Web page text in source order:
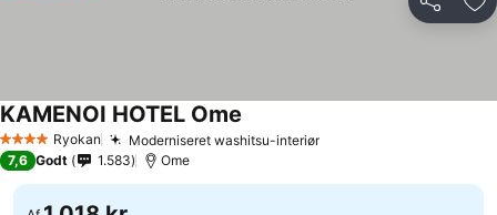
Del
4 StjernerRyokan Moderniseret washitsu-interiør
KAMENOI HOTEL Ome
7,6 Godt 1.583 Ome